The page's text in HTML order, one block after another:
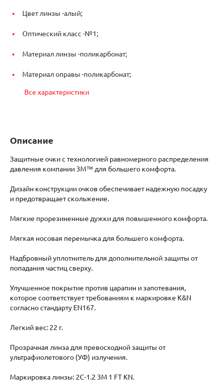
Цвет линзы -алый;
Оптический класс -№1;
Материал линзы -поликарбонат;
Материал оправы -поликарбонат;
Все характеристики
Описание
Защитные очки с технологией равномерного распределения
давления компании 3M™ для большего комфорта.
Дизайн конструкции очков обеспечивает надежную посадку
и предотвращает скольжение.
Мягкие прорезиненные дужки для повышенного комфорта.
Мягкая носовая перемычка для большего комфорта.
Надбровный уплотнитель для дополнительной защиты от
попадания частиц сверху.
Улучшенное покрытие против царапин и запотевания,
которое соответствует требованиям к маркировке K&N
согласно стандарту EN167.
Легкий вес: 22 г.
Прозрачная линза для превосходной защиты от
ультрафиолетового (УФ) излучения.
Маркировка линзы: 2C-1.2 3M 1 FT KN.